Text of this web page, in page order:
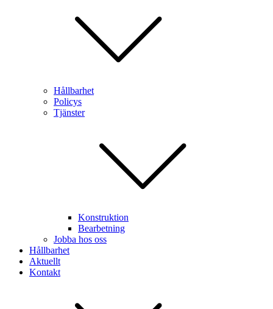
Hållbarhet
Policys
Tjänster
Konstruktion
Bearbetning
Jobba hos oss
Hållbarhet
Aktuellt
Kontakt